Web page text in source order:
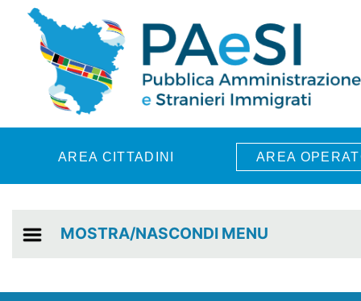
Skip to main content
AREA CITTADINI AREA
MOSTRA/NASCONDI MENU